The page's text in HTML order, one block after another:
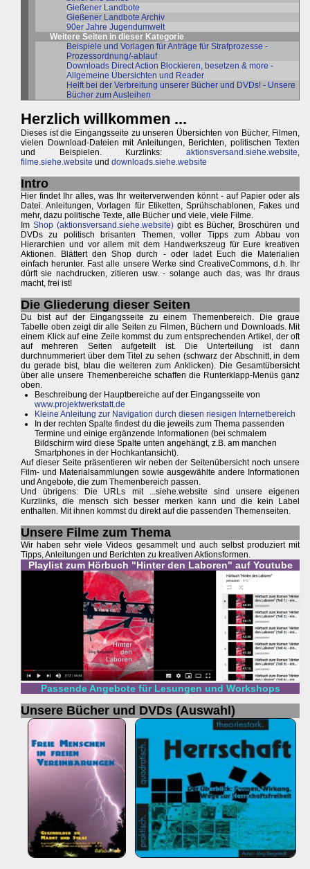
Gießener Landbote
Gießener Landbote Archiv
90er Jahre Jugendumwelt
Weitere Seiten in dieser Kategorie
Beispiele und Vorlagen für Anträge für Strafprozesse -
Prozessordnung/-ablauf
Downloads Direct Action Blockieren, besetzen & more -
Allgemeine Übersichten und Reader
Helft bei der Verbreitung unserer Bücher und DVDs! - Unsere
Bücher zum Ausleihen
Herzlich willkommen ...
Dieses ist die Eingangsseite zu unseren Übersichten von Bücher, Filmen,
vielen Download-Dateien mit Anleitungen, Berichten, politischen Texten
und Beispielen. Kurzlinks:aktionsversand.siehe.website,
filme.siehe.website und downloads.siehe.website
Intro
Hier findet Ihr alles, was Ihr weiterverwenden könnt - auf Papier oder als
Datei. Anleitungen, Vorlagen für Etiketten, Sprühschablonen, Fakes und
mehr, dazu politische Texte, alle Bücher und viele, viele Filme.
Im Shop (aktionsversand.siehe.website)gibt es Bücher, Broschüren und
DVDs zu politisch brisanten Themen, voller Tipps zum Abbau von
Hierarchien und vor allem mit dem Handwerkszeug für Eure kreativen
Aktionen. Blättert den Shop durch - oder ladet Euch die Materialien
einfach herunter. Fast alle unsere Werke sind CreativeCommons, d.h. Ihr
dürft sie nachdrucken, zitieren usw. - solange auch das, was Ihr draus
macht, frei ist!
Die Gliederung dieser Seiten
Du bist auf der Eingangsseite zu einem Themenbereich. Die graue
Tabelle oben zeigt dir alle Seiten zu Filmen, Büchern und Downloads. Mit
einem Klick auf eine Zeile kommst du zum entsprechenden Artikel, der oft
auf mehreren Seiten aufgeteilt ist. Die Unterteilung ist dann
durchnummeriert über dem Titel zu sehen (schwarz der Abschnitt, in dem
du gerade bist, blau die weiteren zum Anklicken). Die Gesamtübersicht
über alle unsere Themenbereiche schaffen die Runterklapp-Menüs ganz
oben.
Beschreibung der Hauptbereiche auf der Eingangsseite von
www.projektwerkstatt.de
Kleine Anleitung zur Navigation durch diesen riesigen Internetbereich
In der rechten Spalte findest du die jeweils zum Thema passenden
Termine und einige ergänzende Informationen (bei schmalem
Bildschirm wird diese Spalte unten angehängt, z.B. am manchen
Smartphones in der Hochkantansicht).
Auf dieser Seite präsentieren wir neben der Seitenübersicht noch unsere
Film- und Materialsammlungen sowie ausgewählte andere Informationen
und Angebote, die zum Themenbereich passen.
Und übrigens: Die URLs mit ...siehe.website sind unsere eigenen
Kurzlinks, die mensch sich besser merken kann und die kein Label
enthalten. Mit ihnen kommst du direkt auf die passenden Themenseiten.
Unsere Filme zum Thema
Wir haben sehr viele Videos gesammelt und auch selbst produziert mit
Tipps, Anleitungen und Berichten zu kreativen Aktionsformen.
Playlist zum Hörbuch "Hinter den Laboren" auf Youtube
Passende Angebote für Lesungen und Workshops
Unsere Bücher und DVDs (Auswahl)